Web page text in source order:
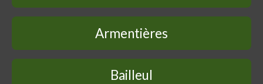
Armentières
Bailleul